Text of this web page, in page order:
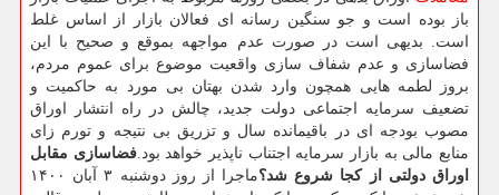
باز بوده است و جو سنگین رسانه ای فعالان بازار از اساس غلط
است. بدیهی است در صورت عدم مواجهه بموقع و صحیح با این
فضاسازی و عدم شفاف سازی واقعیت موضوع برای عموم مردم،
بروز لطمه هایی همچون وارد شدن بهتان بی مورد به حاکمیت و
تضعیف سرمایه اجتماعی دولت جدید، چالش در راه انتشار اوراق
مصوب بودجه ای در باقیمانده سال و تزریق بی نتیجه و تورم زای
منابع مالی به بازار سرمایه اجتناب ناپذیر خواهد بود.فضاسازی مقابل
اوراق دولتی از کجا شروع شد؟
ماجرا از روز دوشنبه ۳ آبان ۱۴۰۰